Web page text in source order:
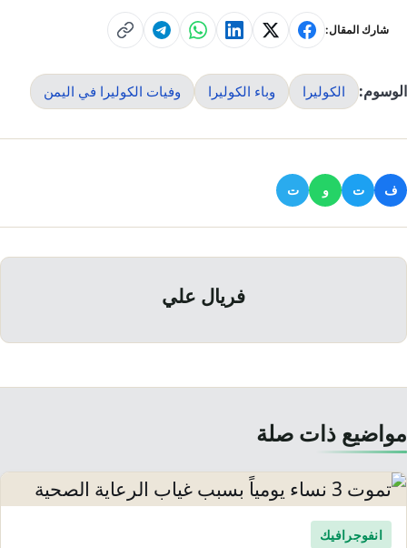
شارك المقال:
الوسوم: الكوليرا وباء الكوليرا وفيات الكوليرا في اليمن
ف ت و ت
فريال علي
مواضيع ذات صلة
انفوجرافيك